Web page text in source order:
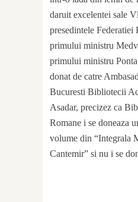
daruit excelentei sale
presedintele Federatiei
primului ministru
primului ministru
donat de catre
Bucuresti Bibliotecii
Asadar, precizez ca
Romane i se doneaza
volume din “Integrala
Cantemir” si nu i se